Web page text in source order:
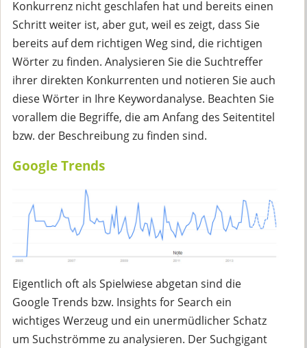
Konkurrenz nicht geschlafen hat und bereits einen
Schritt weiter ist, aber gut, weil es zeigt, dass Sie
bereits auf dem richtigen Weg sind, die richtigen
Wörter zu finden. Analysieren Sie die Suchtreffer
ihrer direkten Konkurrenten und notieren Sie auch
diese Wörter in Ihre Keywordanalyse. Beachten Sie
vorallem die Begriffe, die am Anfang des Seitentitel
bzw. der Beschreibung zu finden sind.
Google Trends
Eigentlich oft als Spielwiese abgetan sind die
Google Trends bzw. Insights for Search ein
wichtiges Werzeug und ein unermüdlicher Schatz
um Suchströmme zu analysieren. Der Suchgigant